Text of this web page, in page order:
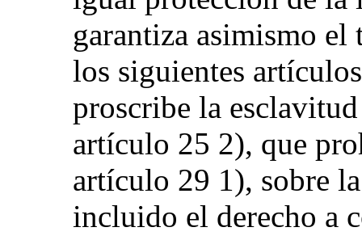
garantiza asimismo el
los siguientes
proscribe la
artículo 25 2), que
artículo 29 1), sobre
incluido el derecho a